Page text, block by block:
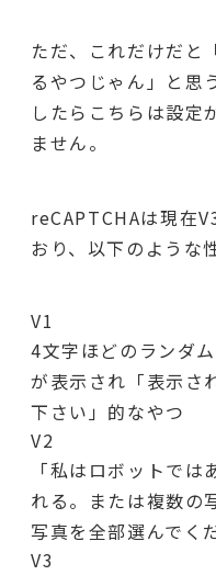
ただ、これだけだと
るやつじゃん」と思
したらこちらは設定
ません。
reCAPTCHAは現在
おり、以下のような
V1
4文字ほどのランダ
が表示され「表示さ
下さい」的なやつ
V2
「私はロボットで
れる。または複数の
写真を全部選んでく
V3